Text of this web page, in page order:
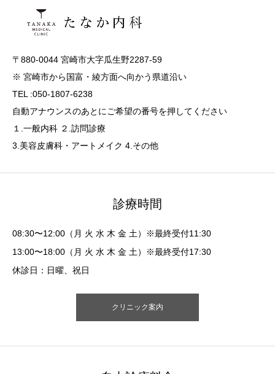
〒880-0044 宮崎市大字瓜生野2287-59
※ 宮崎市から国富・綾方面へ向かう県道沿い
TEL :050-1807-6238
自動アナウンスのあとにご希望の番号を押してください
１.一般内科 ２.訪問診療
3.美容皮膚科・アートメイク 4.その他
診療時間
08:30〜12:00（月 火 水 木 金 土）※最終受付11:30
13:00〜18:00（月 火 水 木 金 土）※最終受付17:30
休診日：日曜、祝日
クリニック案内